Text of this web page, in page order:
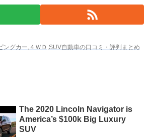
ングカー,４ＷＤ,SUV自動車の口コミ・評判まとめ
The 2020 Lincoln Navigator is
America’s $100k Big Luxury
SUV